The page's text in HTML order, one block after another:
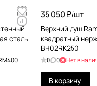
сталь
35 050 ₽/шт
Верхний душ
квадратный
BH02RK250
0 0 Нет в
В корзину